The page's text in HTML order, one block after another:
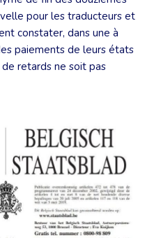
pour les traducteurs et
constater, dans une à
paiements de leurs états
de retards ne soit pas